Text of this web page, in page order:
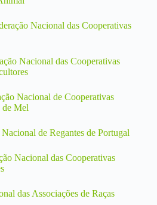
Nacional das Cooperativas
Nacional das Cooperativas
Nacional de Cooperativas
de Mel
de Regantes de Portugal
Nacional das Cooperativas
das Associações de Raças